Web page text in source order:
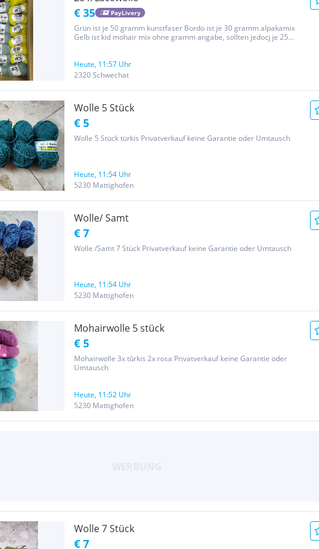
€ 35 PayLivery
Grün ist je 50 gramm kunstfaser Bordo ist je 30 gramm alpakamix
Gelb ist kid mohair mix ohne gramm angabe, sollten jedocj je 25
Heute, 11:57 Uhr
2320 Schwechat
Wolle 5 Stück
€ 5
Wolle 5 Stück türkis Privatverkauf keine Garantie oder Umtausch
Heute, 11:54 Uhr
5230 Mattighofen
Wolle/ Samt
€ 7
Wolle /Samt 7 Stück Privatverkauf keine Garantie oder Umtausch
Heute, 11:54 Uhr
5230 Mattighofen
Mohairwolle 5 stück
€ 5
Mohairwolle 3x tûrkis 2x rosa Privatverkauf keine Garantie oder
Umtausch
Heute, 11:52 Uhr
5230 Mattighofen
Wolle 7 Stück
€ 7